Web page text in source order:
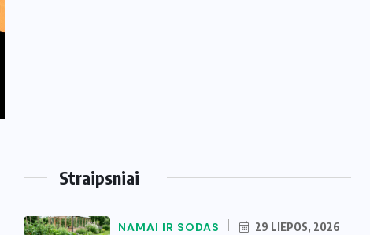
Straipsniai
NAMAI IR SODAS 29 LIEPOS, 2026